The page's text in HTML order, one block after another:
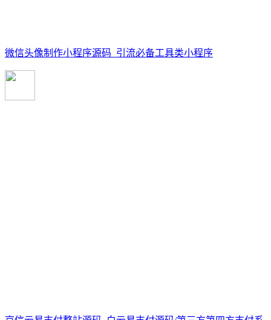
微信头像制作小程序源码_引流必备工具类小程序